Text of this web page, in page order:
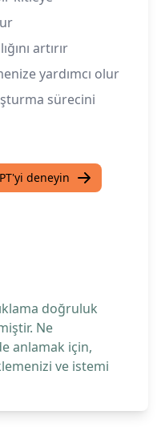
artırır
yardımcı olur
sürecini
deneyin
doğruluk
Ne
anlamak için,
ve istemi